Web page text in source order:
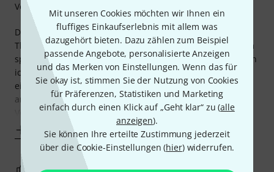
Mit unseren Cookies möchten wir Ihnen ein
fluffiges Einkaufserlebnis mit allem was
dazugehört bieten. Dazu zählen zum Beispiel
passende Angebote, personalisierte Anzeigen
und das Merken von Einstellungen. Wenn das für
Sie okay ist, stimmen Sie der Nutzung von Cookies
für Präferenzen, Statistiken und Marketing
einfach durch einen Klick auf „Geht klar“ zu (alle
anzeigen).
Sie können Ihre erteilte Zustimmung jederzeit
über die Cookie-Einstellungen (hier) widerrufen.
Die Mandoline habe ich vor etwa 2 Monaten in der
Thomann-Niederlassung ausprobiert und gekauft. Seitdem
spiele ich mehrmals in der Woche darauf. Vergleichen kann
ich sie nur mit meiner alten Klingenthaler Flachmandoline,
einer „Sperrholzschachtel“. Meine neue, in Portugal
angefertigte Thomann-Mandoline ist eine deutliche
Verbesserung gegenüber dem alten Schätzchen.
Mehr anzeigen
Verarbeitung
0 BEWERTUNG MELDEN